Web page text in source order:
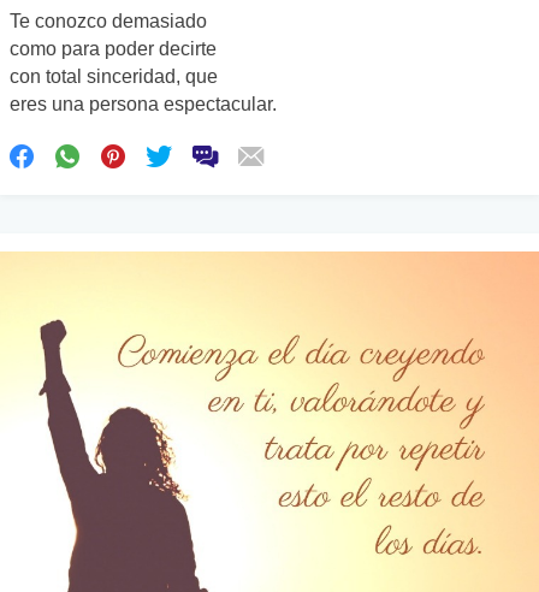
Te conozco demasiado
como para poder decirte
con total sinceridad, que
eres una persona espectacular.